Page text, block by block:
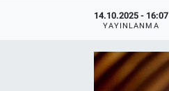
14.10.2025 - 16:07
YAYINLANMA
Erişim Bilgileri